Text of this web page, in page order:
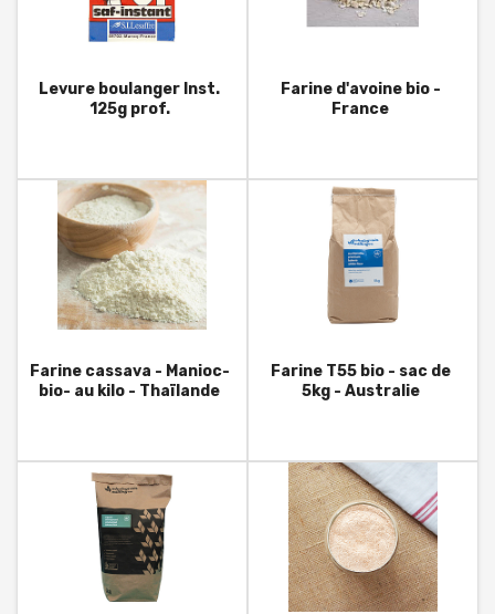
Levure boulanger Inst.
125g prof.
Farine d'avoine bio -
France
Farine cassava - Manioc-
bio- au kilo - Thaïlande
Farine T55 bio - sac de
5kg - Australie